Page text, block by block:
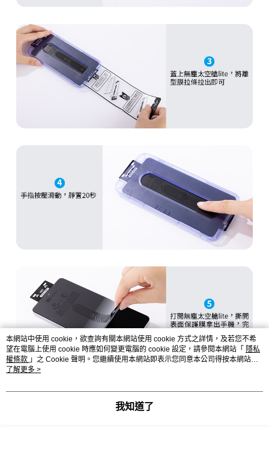
本網站中使用 cookie，欲查詢有關本網站使用 cookie 方式之詳情，及若您不希
望在電腦上使用 cookie 時應如何變更電腦的 cookie 設定，請參閱本網站「 隱私
權條款 」之 Cookie 聲明。您繼續使用本網站即表示您同意本公司得按本網站使
用條款之 Cookie 聲明使用 cookie。
了解更多 >
我知道了